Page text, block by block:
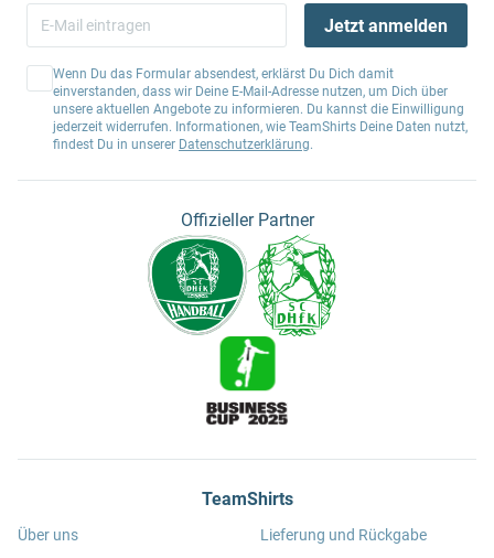
Jetzt anmelden
Wenn Du das Formular absendest, erklärst Du Dich damit
einverstanden, dass wir Deine E-Mail-Adresse nutzen, um Dich über
unsere aktuellen Angebote zu informieren. Du kannst die Einwilligung
jederzeit widerrufen. Informationen, wie TeamShirts Deine Daten nutzt,
findest Du in unserer Datenschutzerklärung.
Offizieller Partner
TeamShirts
Über uns
Lieferung und Rückgabe